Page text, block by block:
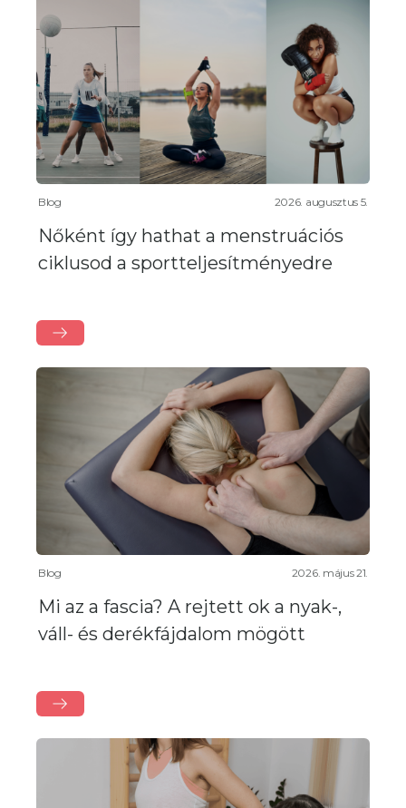
Blog 2026. augusztus 5.
Nőként így hathat a menstruációs
ciklusod a sportteljesítményedre
Blog 2026. május 21.
Mi az a fascia? A rejtett ok a nyak-,
váll- és derékfájdalom mögött